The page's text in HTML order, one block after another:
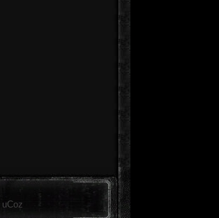
uCoz